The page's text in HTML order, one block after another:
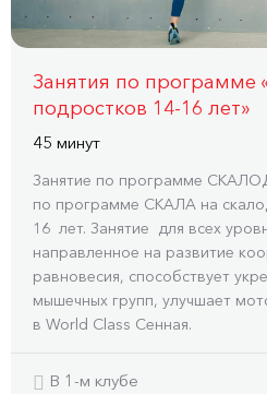
Занятия по программе
подростков 14-16 лет»
45 минут
Занятие по программе
по программе СКАЛА на
16 лет. Занятие для всех
направленное на развитие
равновесия, способствует
мышечных групп, улучшает
в World Class Сенная.
В 1-м клубе